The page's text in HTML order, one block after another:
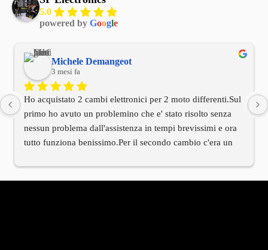
5.0
powered by Google
Michele Demangeot
3 mesi fa
Ho acquistato 2 cambi elettronici per 2 moto differenti.Sul
primo ho avuto un problemino che e' stato risolto senza
nessun problema dall'assistenza in tempi brevissimi e ora
tutto funziona benissimo.Per il secondo cambio c'era un
contattato l'assistenza tecnica e anche qui in tempi